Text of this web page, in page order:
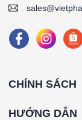
495x495x44mm
CHÍNH SÁCH
HƯỚNG DẪN